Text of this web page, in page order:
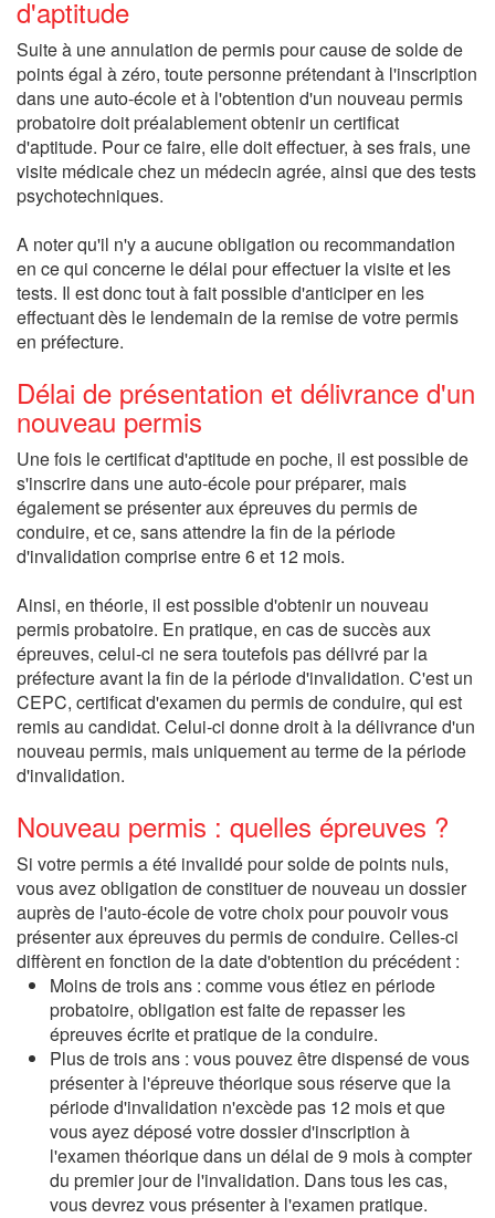
d'aptitude
Suite à une annulation de permis pour cause de solde de
points égal à zéro, toute personne prétendant à l'inscription
dans une auto-école et à l'obtention d'un nouveau permis
probatoire doit préalablement obtenir un certificat
d'aptitude. Pour ce faire, elle doit effectuer, à ses frais, une
visite médicale chez un médecin agrée, ainsi que des tests
psychotechniques.
A noter qu'il n'y a aucune obligation ou recommandation
en ce qui concerne le délai pour effectuer la visite et les
tests. Il est donc tout à fait possible d'anticiper en les
effectuant dès le lendemain de la remise de votre permis
en préfecture.
Délai de présentation et délivrance d'un
nouveau permis
Une fois le certificat d'aptitude en poche, il est possible de
s'inscrire dans une auto-école pour préparer, mais
également se présenter aux épreuves du permis de
conduire, et ce, sans attendre la fin de la période
d'invalidation comprise entre 6 et 12 mois.
Ainsi, en théorie, il est possible d'obtenir un nouveau
permis probatoire. En pratique, en cas de succès aux
épreuves, celui-ci ne sera toutefois pas délivré par la
préfecture avant la fin de la période d'invalidation. C'est un
CEPC, certificat d'examen du permis de conduire, qui est
remis au candidat. Celui-ci donne droit à la délivrance d'un
nouveau permis, mais uniquement au terme de la période
d'invalidation.
Nouveau permis : quelles épreuves ?
Si votre permis a été invalidé pour solde de points nuls,
vous avez obligation de constituer de nouveau un dossier
auprès de l'auto-école de votre choix pour pouvoir vous
présenter aux épreuves du permis de conduire. Celles-ci
diffèrent en fonction de la date d'obtention du précédent :
Moins de trois ans : comme vous étiez en période
probatoire, obligation est faite de repasser les
épreuves écrite et pratique de la conduire.
Plus de trois ans : vous pouvez être dispensé de vous
présenter à l'épreuve théorique sous réserve que la
période d'invalidation n'excède pas 12 mois et que
vous ayez déposé votre dossier d'inscription à
l'examen théorique dans un délai de 9 mois à compter
du premier jour de l'invalidation. Dans tous les cas,
vous devrez vous présenter à l'examen pratique.